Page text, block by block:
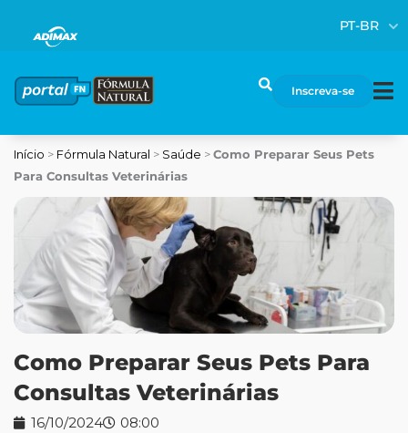
conteúdo
PT-BR
Inscreva-se
Pesquisar
Início > Fórmula Natural > Saúde > Como Preparar Seus Pets
Para Consultas Veterinárias
Como Preparar Seus Pets Para
Consultas Veterinárias
16/10/2024 08:00